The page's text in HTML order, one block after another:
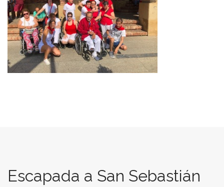
Escapada a San Sebastián